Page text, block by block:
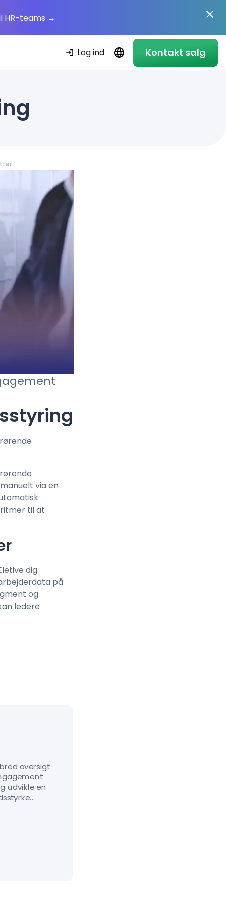
HR-teams →
Log ind Kontakt salg
via en
til at
dig
på
og
ledere
oversigt
udvikle en